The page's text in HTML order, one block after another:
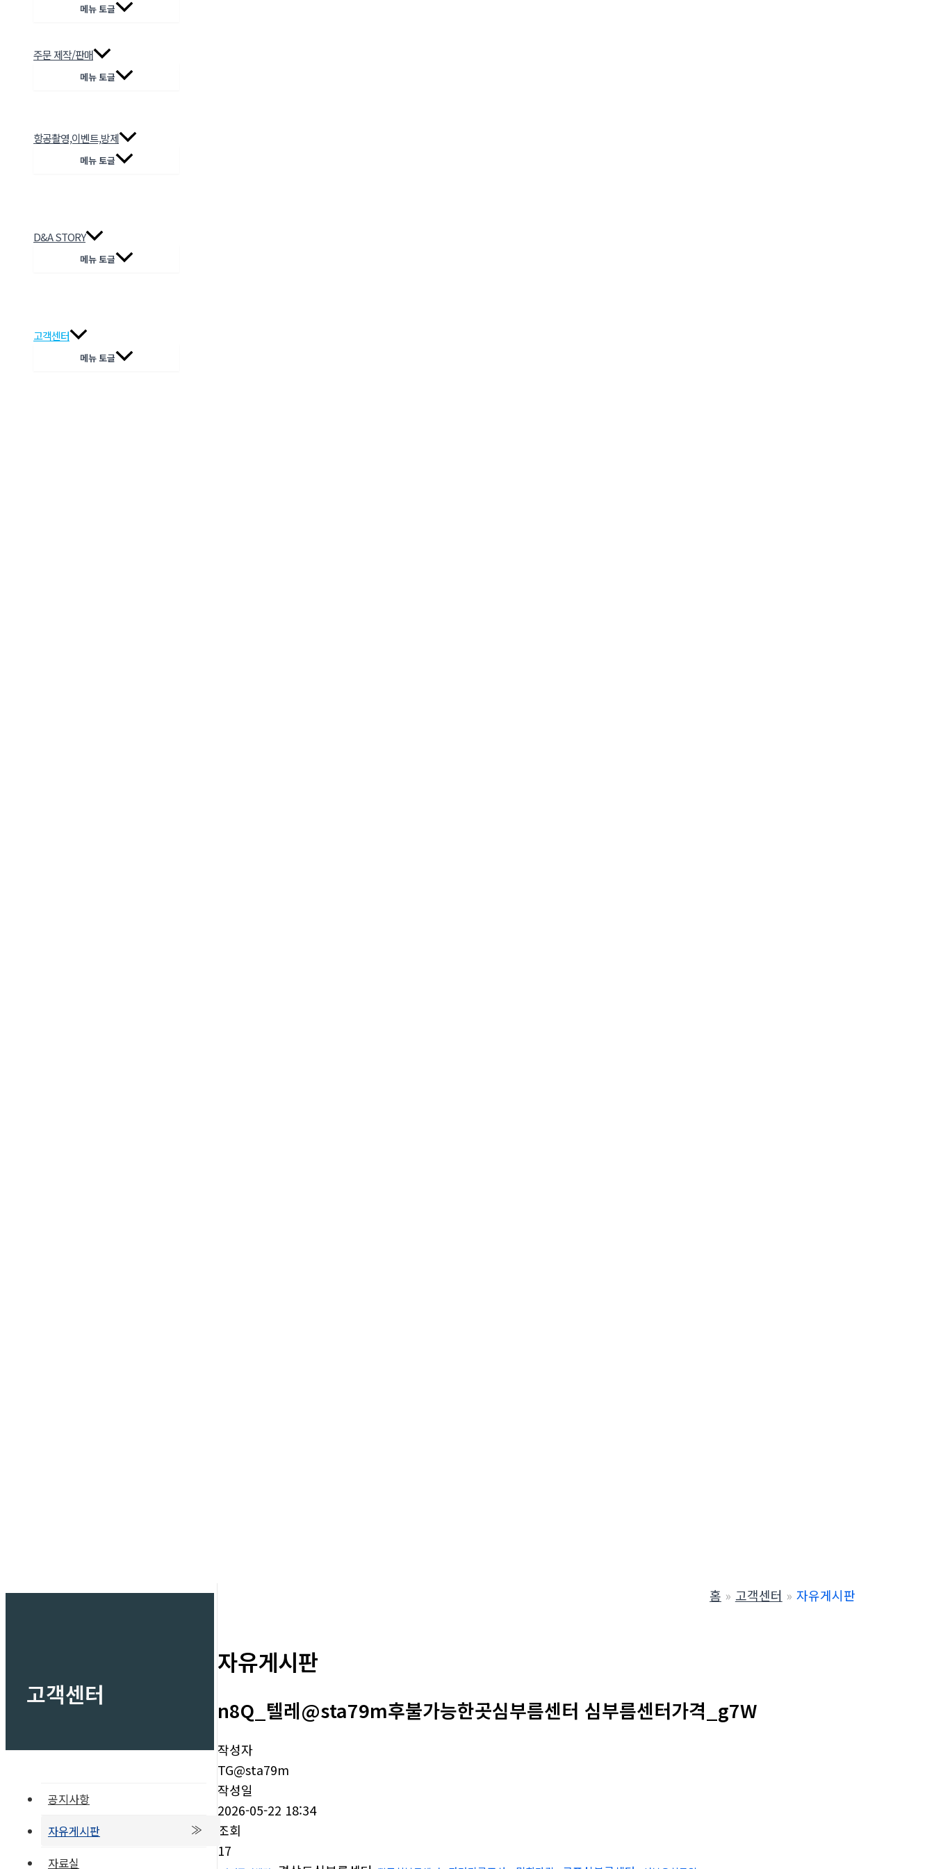
메뉴 토글
주문 제작/판매
메뉴 토글
항공촬영,이벤트,방제
메뉴 토글
D&A STORY
메뉴 토글
고객센터
메뉴 토글
고객센터
공지사항
자유게시판
자료실
홈 고객센터 자유게시판
자유게시판
n8Q_텔레@sta79m후불가능한곳심부름센터 심부름센터가격_g7W
작성자
TG@sta79m
작성일
2026-05-22 18:34
조회
17